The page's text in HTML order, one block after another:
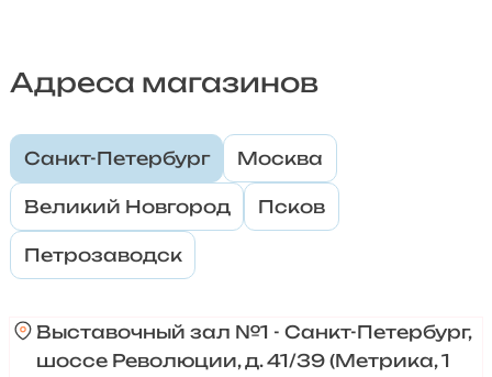
Адреса магазинов
Санкт-Петербург Москва
Великий Новгород Псков
Петрозаводск
Выставочный зал №1 - Санкт-Петербург,
шоссе Революции, д. 41/39 (Метрика, 1